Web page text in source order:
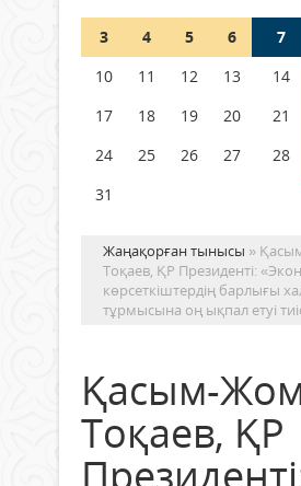
Германия аптап ыстыққа
бастады
04 тамыз 2026 ж.
3
4 5 6 7
10
11 12 13 14
17
18 19 20 21
24
25 26 27 28
31
Жаңақорған тынысы »
Тоқаев, ҚР Президенті:
көрсеткіштердің барлығы
тұрмысына оң ықпал етуі
Қасым-
Тоқаев, ҚР